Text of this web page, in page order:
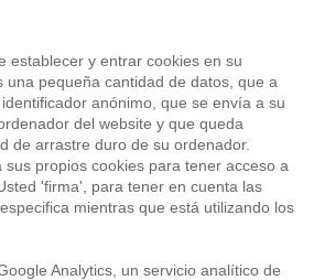
establecer y entrar cookies en su
una pequeña cantidad de datos, que a
anónimo, que se envía a su
del website y que queda
de arrastre duro de su ordenador.
sus propios cookies para tener acceso a
'firma', para tener en cuenta las
mientras que está utilizando los
Analytics, un servicio analítico de